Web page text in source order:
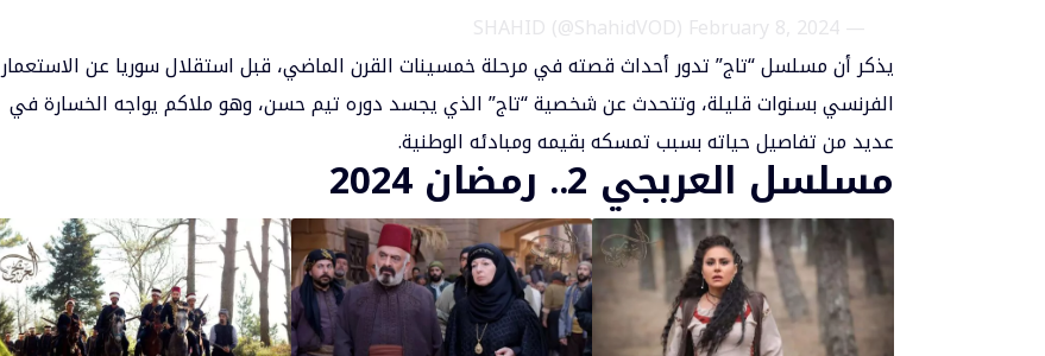
— SHAHID (@ShahidVOD)
February 8, 2024
يذكر أن مسلسل “تاج” تدور أحداث قصته في مرحلة خمسينات القرن الماضي، قبل استقلال سوريا عن الاستعمار
الفرنسي بسنوات قليلة، وتتحدث عن شخصية “تاج” الذي يجسد دوره تيم حسن، وهو ملاكم يواجه الخسارة في
عديد من تفاصيل حياته بسبب تمسكه بقيمه ومبادئه الوطنية.
مسلسل العربجي 2.. رمضان 2024